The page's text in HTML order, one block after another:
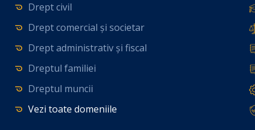
Drept civil
Drept comercial și societar
Drept administrativ și fiscal
Dreptul familiei
Dreptul muncii
Vezi toate domeniile